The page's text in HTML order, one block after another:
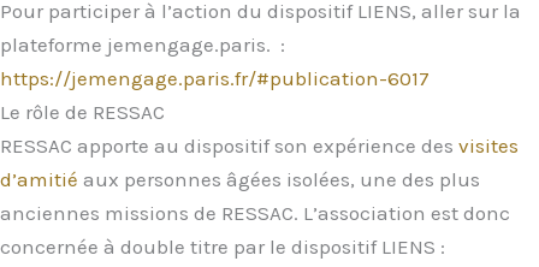
Pour participer à l’action du dispositif LIENS, aller sur la
plateforme jemengage.paris. :
https://jemengage.paris.fr/#publication-6017
Le rôle de RESSAC
RESSAC apporte au dispositif son expérience des visites
d’amitié aux personnes âgées isolées, une des plus
anciennes missions de RESSAC. L’association est donc
concernée à double titre par le dispositif LIENS :